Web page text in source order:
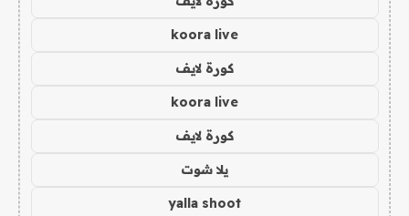
koora live
كورة لايف
koora live
كورة لايف
يلا شوت
yalla shoot